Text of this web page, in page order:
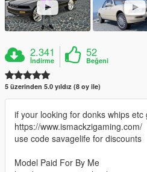
2.341
İndirme
52
Beğeni
5 üzerinden 5.0 yıldız (8 oy ile)
if your looking for donks whips etc
https://www.ismackzigaming.com/
use code savagelife for discounts
Model Paid For By Me